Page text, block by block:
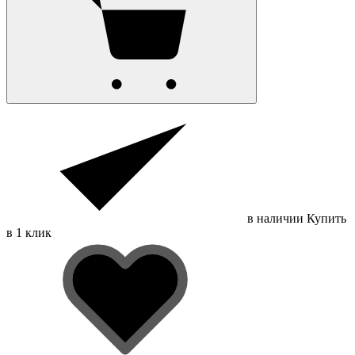
в наличии Купить
в 1 клик